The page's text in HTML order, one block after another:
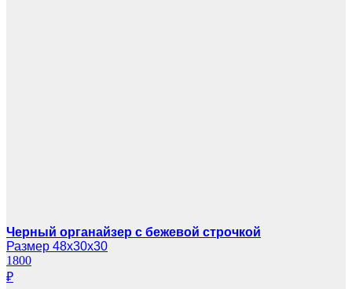
Черный органайзер с бежевой строчкой
Размер 48х30х30
1800
₽